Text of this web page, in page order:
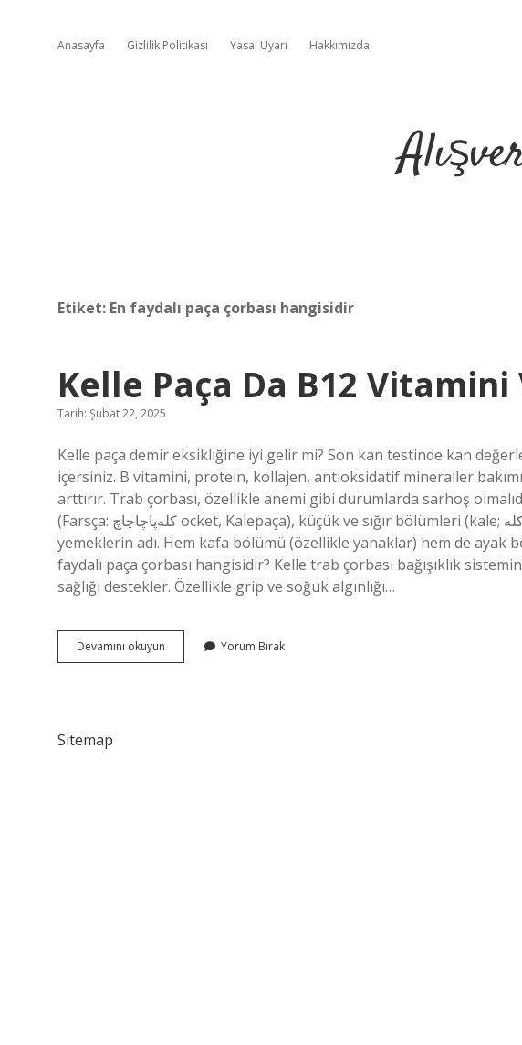
Anasayfa Gizlilik Politikası Yasal Uyarı Hakkımızda
Etiket: En faydalı paça çorbası hangisidir
Kelle Paça Da B12 Vitamini
Tarih: Şubat 22, 2025
Kelle paça demir eksikliğine iyi gelir mi? Son kan testinde kan
içersiniz. B vitamini, protein, kollajen, antioksidatif mineraller
arttırır. Trab çorbası, özellikle anemi gibi durumlarda sarhoş
(Farsça: کله‌پاچاچاچ ocket, Kalepaça), küçük ve sığır bölümleri (kale; کله) ve ayak (trabing, پاچه); Onlardan
yemeklerin adı. Hem kafa bölümü (özellikle yanaklar) hem de ayak
faydalı paça çorbası hangisidir? Kelle trab çorbası bağışıklık
sağlığı destekler. Özellikle grip ve soğuk algınlığı…
Devamını okuyun
Paça
Yorum Bırak
Sitemap